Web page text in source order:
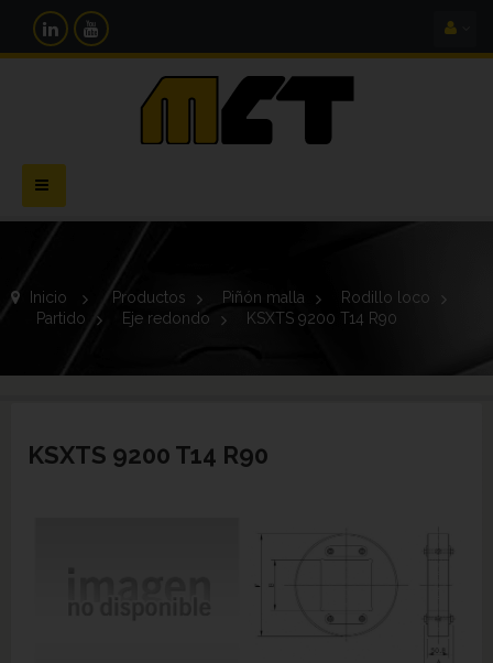
Navegación
Toggle
Inicio > Productos > Piñón malla >
Rodillo loco
Partido > Eje redondo > KSXTS 9200 T14 R90
KSXTS 9200 T14 R90